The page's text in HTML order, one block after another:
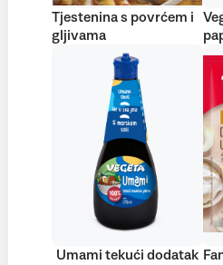
Tjestenina s povrćem i
gljivama
Umami tekući dodatak